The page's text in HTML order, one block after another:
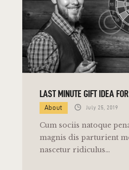
LAST MINUTE GIFT IDEA
About July 25, 2019
Cum sociis natoque
magnis dis parturient
nascetur ridiculus…